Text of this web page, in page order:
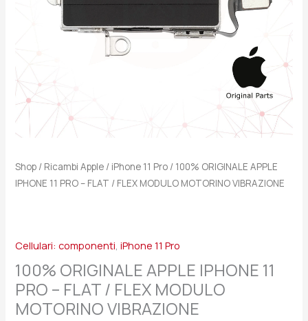
Shop / Ricambi Apple / iPhone 11 Pro / 100% ORIGINALE APPLE
IPHONE 11 PRO – FLAT / FLEX MODULO MOTORINO VIBRAZIONE
Cellulari: componenti,iPhone 11 Pro
100% ORIGINALE APPLE IPHONE 11
PRO – FLAT / FLEX MODULO
MOTORINO VIBRAZIONE
VIBRAZIONE
quantità